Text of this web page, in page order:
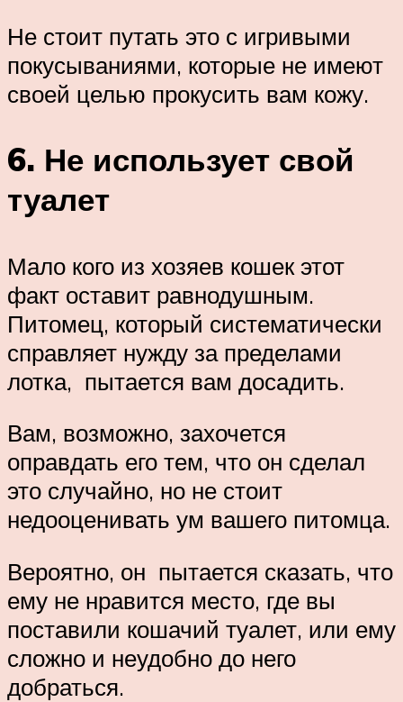
Не стоит путать это с игривыми
покусываниями, которые не имеют
своей целью прокусить вам кожу.
6. Не использует свой
туалет
Мало кого из хозяев кошек этот
факт оставит равнодушным.
Питомец, который систематически
справляет нужду за пределами
лотка, пытается вам досадить.
Вам, возможно, захочется
оправдать его тем, что он сделал
это случайно, но не стоит
недооценивать ум вашего питомца.
Вероятно, он пытается сказать, что
ему не нравится место, где вы
поставили кошачий туалет, или ему
сложно и неудобно до него
добраться.